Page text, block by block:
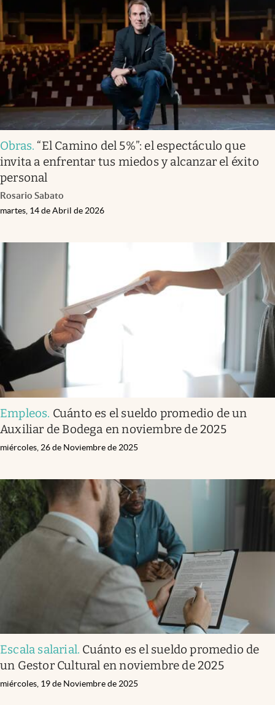
Clima
Mundial 2026
Eventos Corporativos
El Cronista Studio
Mediakit
abre en nueva pestaña
Argentina
Obras.“El Camino del 5%”: el espectáculo que
invita a enfrentar tus miedos y alcanzar el éxito
personal
Rosario Sabato
martes, 14 de Abril de 2026
Empleos. Cuánto es el sueldo promedio de un
Auxiliar de Bodega en noviembre de 2025
miércoles, 26 de Noviembre de 2025
Escala salarial. Cuánto es el sueldo promedio de
un Gestor Cultural en noviembre de 2025
miércoles, 19 de Noviembre de 2025